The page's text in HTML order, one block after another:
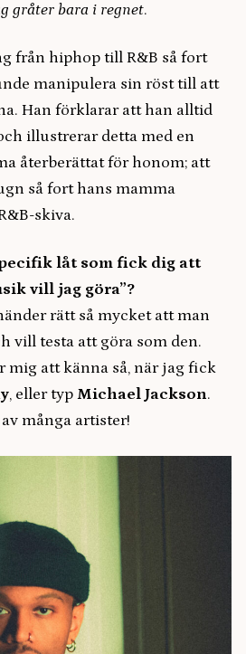
gråter bara i regnet.
från hiphop till R&B så fort
manipulera sin röst till att
Han förklarar att han alltid
illustrerar detta med en
återberättat för honom; att
så fort hans mamma
skiva.
låt som fick dig att
vill jag göra”?
rätt så mycket att man
vill testa att göra som den.
mig att känna så, när jag fick
, eller typ Michael Jackson.
många artister!